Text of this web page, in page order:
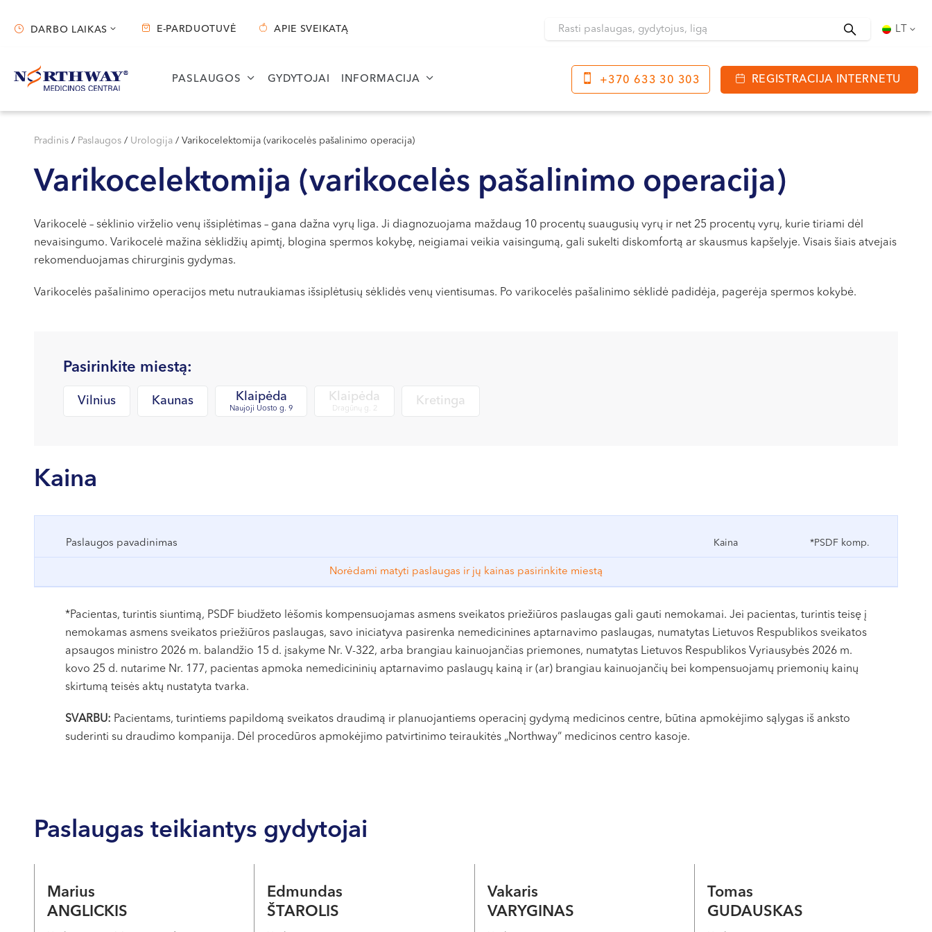
Darbo laikas
Vilnius
S. Žukausko g. 19
Darbo laikas:
I-V 07:30 - 20:30
VII --
Kaunas
Miško g. 25A
Darbo laikas:
I-V 08:00 - 20:00
VII --
Klaipėda
I-V 08:00 - 20:00
Naujoji Uosto g. 9
Darbo laikas:
Kretinga
I-V 08:00 - 20:00
DARBO LAIKAS E-PARDUOTUVĖ APIE SVEIKATĄ LT
PASLAUGOS GYDYTOJAI INFORMACIJA +370 633 30 303 REGISTRACIJA INTERNETU
Pradinis / Paslaugos / Urologija / Varikocelektomija (varikocelės pašalinimo operacija)
Varikocelektomija (varikocelės pašalinimo operacija)
Varikocelė – sėklinio virželio venų išsiplėtimas – gana dažna vyrų liga. Ji diagnozuojama maždaug 10 procentų suaugusių vyrų ir net 25 procentų vyrų, kurie tiriami dėl
nevaisingumo. Varikocelė mažina sėklidžių apimtį, blogina spermos kokybę, neigiamai veikia vaisingumą, gali sukelti diskomfortą ar skausmus kapšelyje. Visais šiais atvejais
rekomenduojamas chirurginis gydymas.
Varikocelės pašalinimo operacijos metu nutraukiamas išsiplėtusių sėklidės venų vientisumas. Po varikocelės pašalinimo sėklidė padidėja, pagerėja spermos kokybė.
Pasirinkite miestą:
Vilnius Kaunas Klaipėda
Naujoji Uosto g. 9
Klaipėda
Dragūnų g. 2
Kretinga
Kaina
Paslaugos pavadinimas Kaina *PSDF komp.
Norėdami matyti paslaugas ir jų kainas pasirinkite miestą
*Pacientas, turintis siuntimą, PSDF biudžeto lėšomis kompensuojamas asmens sveikatos priežiūros paslaugas gali gauti nemokamai. Jei pacientas, turintis teisę į
nemokamas asmens sveikatos priežiūros paslaugas, savo iniciatyva pasirenka nemedicinines aptarnavimo paslaugas, numatytas Lietuvos Respublikos sveikatos
apsaugos ministro 2026 m. balandžio 15 d. įsakyme Nr. V-322, arba brangiau kainuojančias priemones, numatytas Lietuvos Respublikos Vyriausybės 2026 m.
kovo 25 d. nutarime Nr. 177, pacientas apmoka nemedicininių aptarnavimo paslaugų kainą ir (ar) brangiau kainuojančių bei kompensuojamų priemonių kainų
skirtumą teisės aktų nustatyta tvarka.
SVARBU: Pacientams, turintiems papildomą sveikatos draudimą ir planuojantiems operacinį gydymą medicinos centre, būtina apmokėjimo sąlygas iš anksto
suderinti su draudimo kompanija. Dėl procedūros apmokėjimo patvirtinimo teiraukitės „Northway“ medicinos centro kasoje.
Paslaugas teikiantys gydytojai
Marius
ANGLICKIS
Edmundas
ŠTAROLIS
Vakaris
VARYGINAS
Tomas
GUDAUSKAS